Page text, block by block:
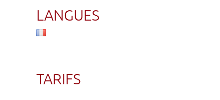
LANGUES
TARIFS